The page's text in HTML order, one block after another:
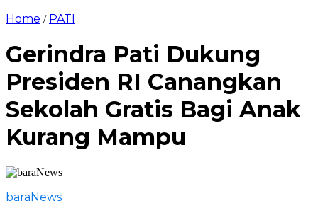
Home / PATI
Gerindra Pati Dukung
Presiden RI Canangkan
Sekolah Gratis Bagi Anak
Kurang Mampu
baraNews